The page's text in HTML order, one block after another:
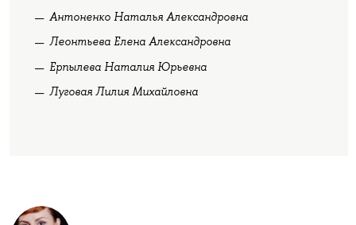
Антоненко Наталья Александровна
Леонтьева Елена Александровна
Ерпылева Наталия Юрьевна
Луговая Лилия Михайловна